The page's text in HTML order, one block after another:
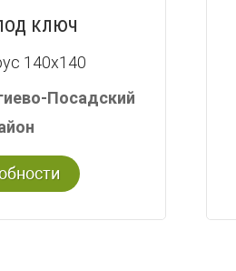
ключ
140х140
Посадский